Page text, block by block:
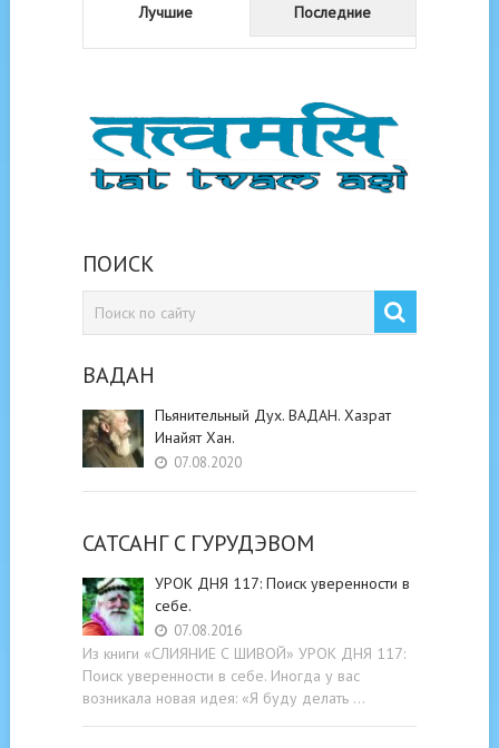
Лучшие Последние
ПОИСК
ВАДАН
Пьянительный Дух. ВАДАН. Хазрат
Инайят Хан.
07.08.2020
САТСАНГ C ГУРУДЭВОМ
УРОК ДНЯ 117: Поиск уверенности в
себе.
07.08.2016
Из книги «СЛИЯНИЕ С ШИВОЙ» УРОК ДНЯ 117:
Поиск уверенности в себе. Иногда у вас
возникала новая идея: «Я буду делать …